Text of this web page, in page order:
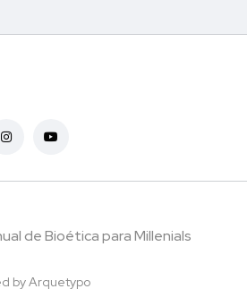
de Bioética para Millenials
byArquetypo